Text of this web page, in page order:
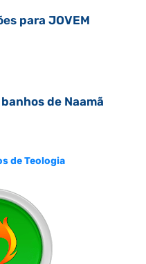
para JOVEM
de Naamã
de Teologia